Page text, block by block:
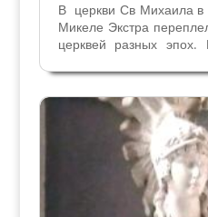
В церкви Св Михаила
Микеле Экстра
церквей разных
процветающий
бенедиктинцев. В
подземная галерея для
Верона
Веронцы